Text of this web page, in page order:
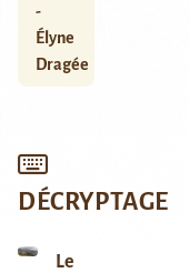
-
Élyne
Dragée
DÉCRYPTAGE
Le